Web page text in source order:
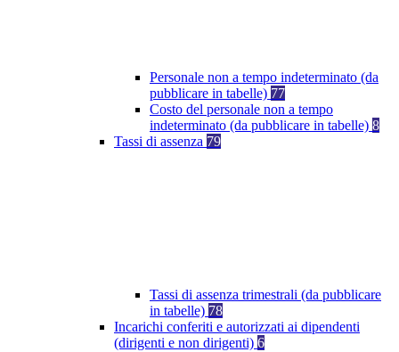
Personale non a tempo indeterminato (da
pubblicare in tabelle) 77
Costo del personale non a tempo
indeterminato (da pubblicare in tabelle) 8
Tassi di assenza 79
Tassi di assenza trimestrali (da pubblicare
in tabelle) 78
Incarichi conferiti e autorizzati ai dipendenti
(dirigenti e non dirigenti) 6